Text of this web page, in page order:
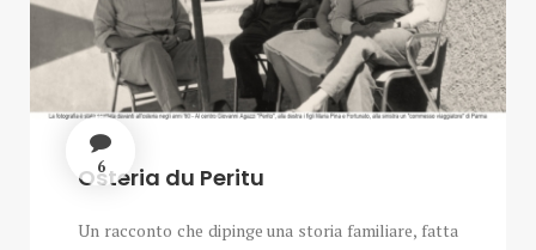
6
Osteria du Peritu
Un racconto che dipinge una storia familiare, fatta